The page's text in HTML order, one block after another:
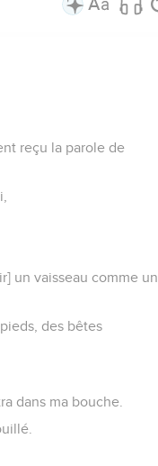
reçu la parole de
un vaisseau comme un
des bêtes
dans ma bouche.